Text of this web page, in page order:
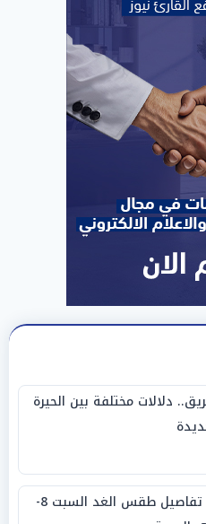
دلالات مختلفة بين الحيرة
«الأرصاد» تعلن تفاصيل طقس الغد السبت 8-